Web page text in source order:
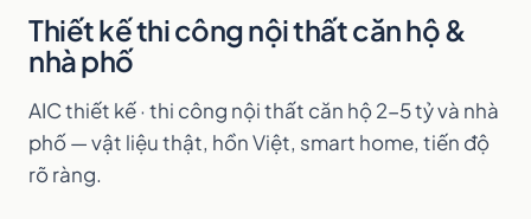
Thiết kế thi công nội thất căn hộ &
nhà phố
AIC thiết kế · thi công nội thất căn hộ 2-5 tỷ và nhà
phố — vật liệu thật, hồn Việt, smart home, tiến độ
rõ ràng.